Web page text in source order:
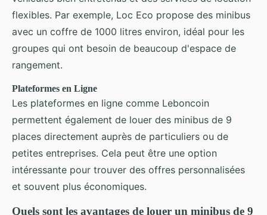
flexibles. Par exemple, Loc Eco propose des minibus
avec un coffre de 1000 litres environ, idéal pour les
groupes qui ont besoin de beaucoup d'espace de
rangement.
Plateformes en Ligne
Les plateformes en ligne comme Leboncoin
permettent également de louer des minibus de 9
places directement auprès de particuliers ou de
petites entreprises. Cela peut être une option
intéressante pour trouver des offres personnalisées
et souvent plus économiques.
Quels sont les avantages de louer un minibus de 9